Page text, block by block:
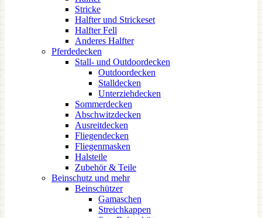
Stricke
Halfter und Strickeset
Halfter Fell
Anderes Halfter
Pferdedecken
Stall- und Outdoordecken
Outdoordecken
Stalldecken
Unterziehdecken
Sommerdecken
Abschwitzdecken
Ausreitdecken
Fliegendecken
Fliegenmasken
Halsteile
Zubehör & Teile
Beinschutz und mehr
Beinschützer
Gamaschen
Streichkappen